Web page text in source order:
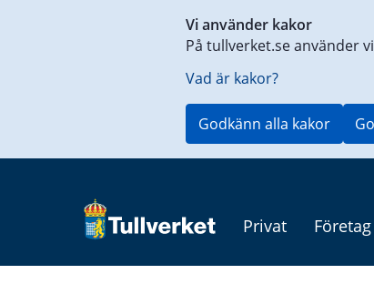
Vi använder kakor
På tullverket.se använder
Vad är kakor?
Godkänn alla kakor
Privat Företag